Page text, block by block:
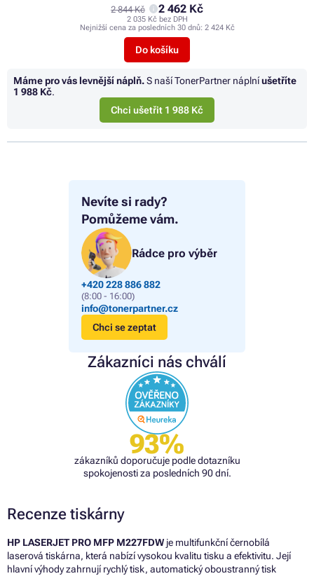
Nevíte si rady?
Pomůžeme vám.
Rádce pro výběr
+420 228 886 882
(8:00 - 16:00)
info@tonerpartner.cz
Chci se zeptat
Zákazníci nás chválí
93%
zákazníků doporučuje podle dotazníku
spokojenosti za posledních 90 dní.
2 844 Kč 2 462 Kč
2 035 Kč bez DPH
Nejnižší cena za posledních 30 dnů: 2 424 Kč
Do košíku
Máme pro vás levnější náplň.S naší TonerPartner náplníušetříte
1 988 Kč.
Chci ušetřit 1 988 Kč
Recenze tiskárny
HP LASERJET PRO MFP M227FDW je multifunkční černobílá
laserová tiskárna, která nabízí vysokou kvalitu tisku a efektivitu. Její
hlavní výhody zahrnují rychlý tisk, automatický oboustranný tisk